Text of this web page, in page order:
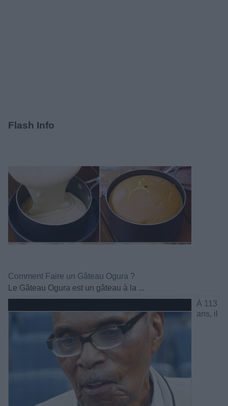
Flash Info
Comment Faire un Gâteau Ogura ?
Le Gâteau Ogura est un gâteau à la ...
À 113
ans, il